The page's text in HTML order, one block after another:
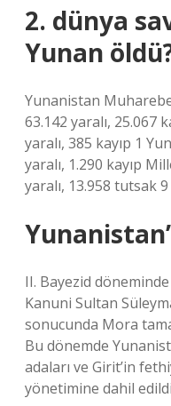
2. dünya
Yunan
Yunanistan
63.142 yaralı, 25.067
yaralı, 385 kayıp 1
yaralı, 1.290 kayıp
yaralı, 13.958 tutsak
II. Bayezid
Kanuni Sultan
sonucunda Mora
Bu dönemde
adaları ve Girit’in
yönetimine dahil